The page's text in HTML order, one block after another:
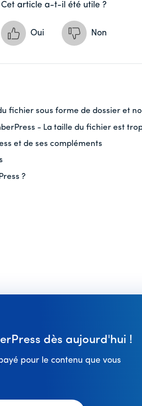
Cet article a-t-il été utile ?
Oui Non
fichier sous forme de dossier et
- La taille du fichier est
et de ses compléments
?
dès aujourd'hui !
pour le contenu que vous